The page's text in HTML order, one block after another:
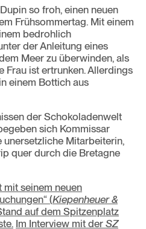
so froh, einen neuen
Frühsommertag. Mit einem
bedrohlich
der Anleitung eines
Meer zu überwinden, als
Frau ist ertrunken. Allerdings
einem Bottich aus
der Schokoladenwelt
sich Kommissar
unersetzliche Mitarbeiterin,
quer durch die Bretagne
seinem neuen
(Kiepenheuer &
auf dem Spitzenplatz
Im Interview mit der SZ